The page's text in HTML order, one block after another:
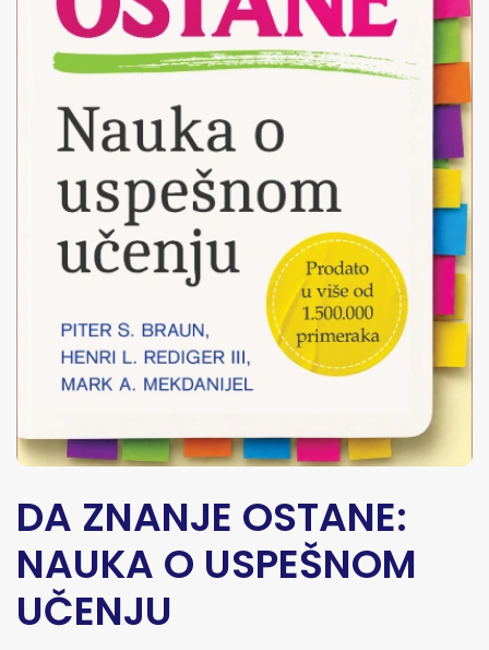
DA ZNANJE OSTANE:
NAUKA O USPEŠNOM
UČENJU